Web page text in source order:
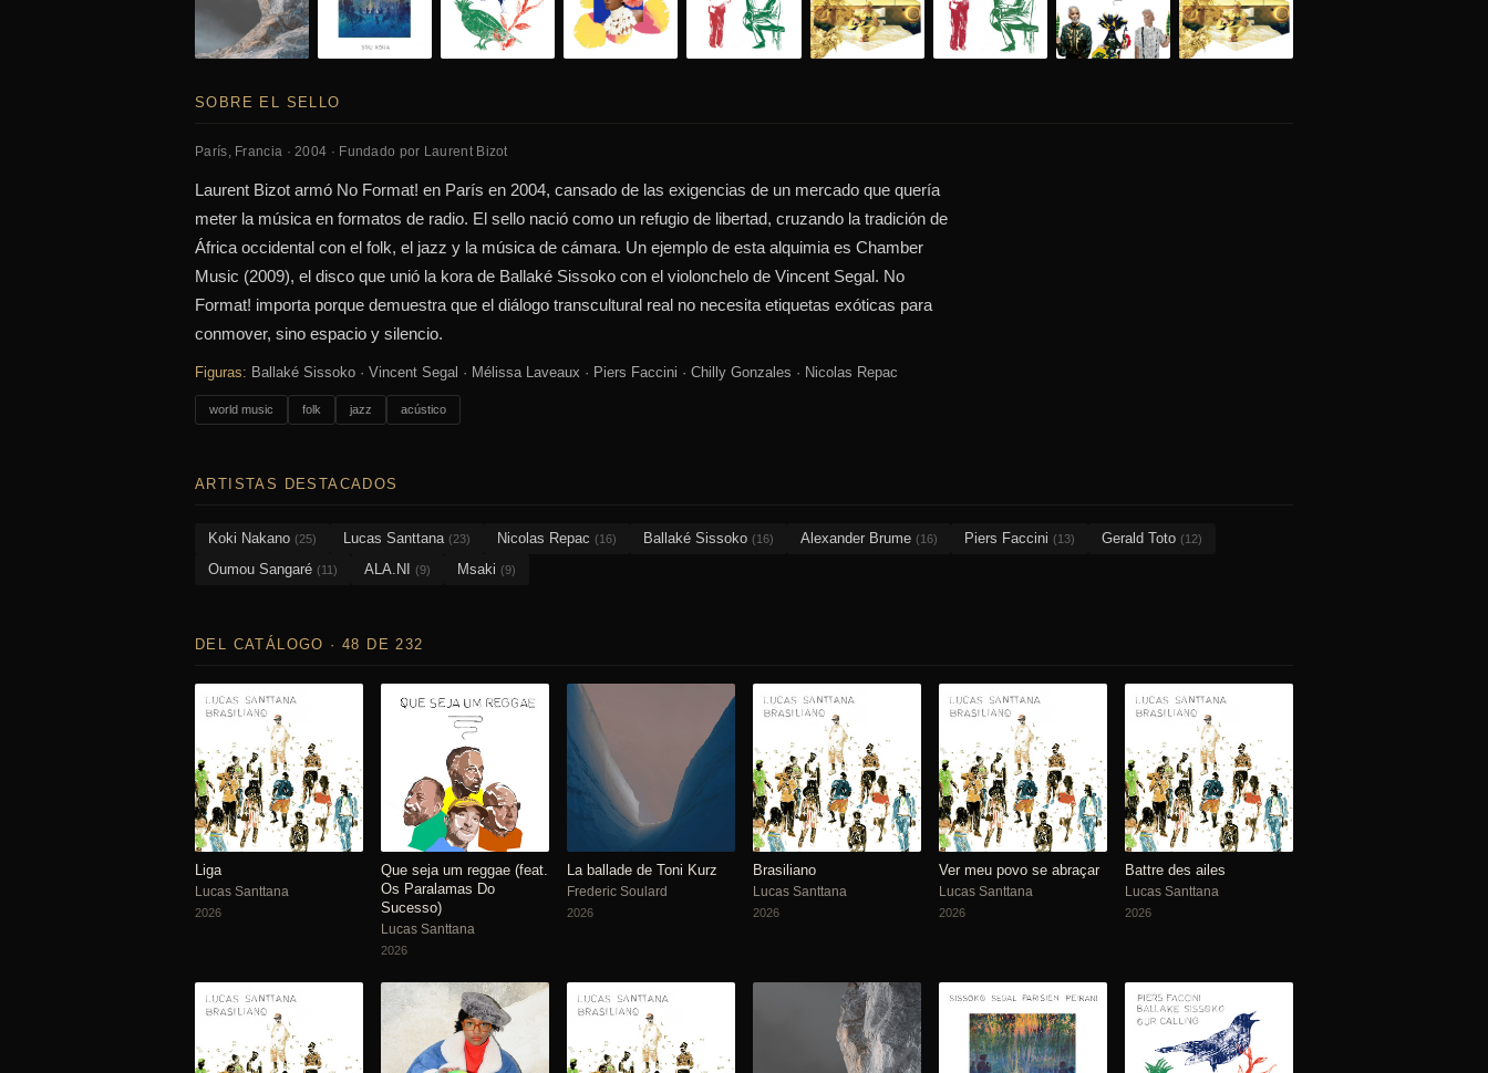
SOBRE EL SELLO
París, Francia · 2004 · Fundado por Laurent Bizot
Laurent Bizot armó No Format! en París en 2004, cansado de las exigencias de un mercado que quería
meter la música en formatos de radio. El sello nació como un refugio de libertad, cruzando la tradición de
África occidental con el folk, el jazz y la música de cámara. Un ejemplo de esta alquimia es Chamber
Music (2009), el disco que unió la kora de Ballaké Sissoko con el violonchelo de Vincent Segal. No
Format! importa porque demuestra que el diálogo transcultural real no necesita etiquetas exóticas para
conmover, sino espacio y silencio.
Figuras: Ballaké Sissoko · Vincent Segal · Mélissa Laveaux · Piers Faccini · Chilly Gonzales · Nicolas Repac
world music folk jazz acústico
ARTISTAS DESTACADOS
Koki Nakano (25) Lucas Santtana (23) Nicolas Repac (16) Ballaké Sissoko (16) Alexander Brume (16) Piers Faccini (13) Gerald Toto (12)
Oumou Sangaré (11) ALA.NI (9) Msaki (9)
DEL CATÁLOGO · 48 DE 232
Liga
Lucas Santtana
2026
Que seja um reggae (feat.
Os Paralamas Do
Sucesso)
Lucas Santtana
2026
La ballade de Toni Kurz
Frederic Soulard
2026
Brasiliano
Lucas Santtana
2026
Ver meu povo se abraçar
Lucas Santtana
2026
Battre des ailes
Lucas Santtana
2026